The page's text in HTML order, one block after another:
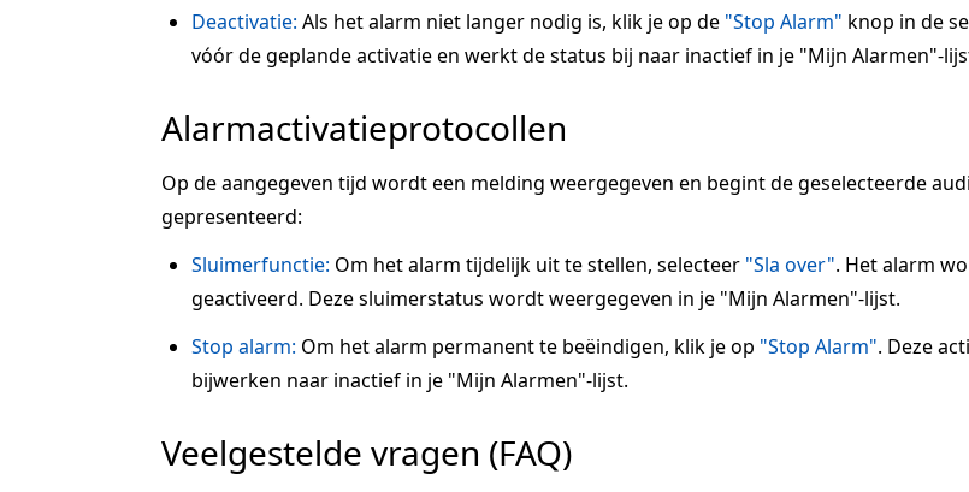
Deactivatie: Als het alarm niet langer nodig is, klik je op de "Stop Alarm" knop in de
vóór de geplande activatie en werkt de status bij naar inactief in je "Mijn Alarmen"-
Alarmactivatieprotocollen
Op de aangegeven tijd wordt een melding weergegeven en begint de geselecteerde
gepresenteerd:
Sluimerfunctie: Om het alarm tijdelijk uit te stellen, selecteer "Sla over". Het alarm
geactiveerd. Deze sluimerstatus wordt weergegeven in je "Mijn Alarmen"-lijst.
Stop alarm: Om het alarm permanent te beëindigen, klik je op "Stop Alarm". Deze
bijwerken naar inactief in je "Mijn Alarmen"-lijst.
Veelgestelde vragen (FAQ)